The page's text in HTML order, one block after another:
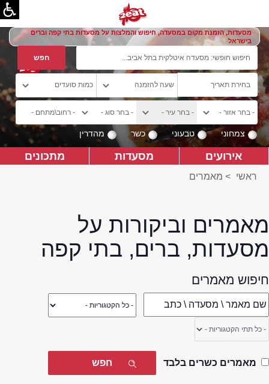
מסעדות, הזמנת מקום במסעדה, חיפוש והמלצות על מסעדות בתי קפה וברים
בישראל
צמחוני טבעוני כשר מהדרין
אירועים מסעדות מתכונים
ראשי > מאמרים
מאמרים וביקורות על
מסעדות, ברים, בתי קפה
חיפוש מאמרים
מאמרים כשרים בלבד